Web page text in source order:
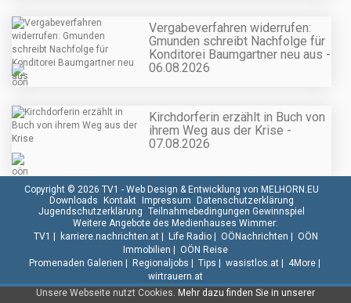
Vergabeverfahren widerrufen:
Gmunden schreibt Nachfolge für
Konditorei Baumgartner neu aus -
06.08.2026
Kirchdorferin erzählt in Buch von
ihrem Weg aus der Krise -
07.08.2026
Unsere Webseite nutzt Cookies. Mehr dazu finden Sie in unserer
Copyright © 2026 TV1 - Web Design & Entwicklung von MELHORN.EU
Downloads
Kontakt Impressum
Datenschutzerklärung
Jugendschutzerklärung Teilnahmebedingungen Gewinnspiel
Weitere Angebote des Medienhauses Wimmer:
TV1
karriere.nachrichten.at| Life Radio| OÖNachrichten
OÖN
Immobilien
OÖN Reise
Promenaden Galerien
Regionaljobs Tips wasistlos.at| 4More|
wirtrauern.at